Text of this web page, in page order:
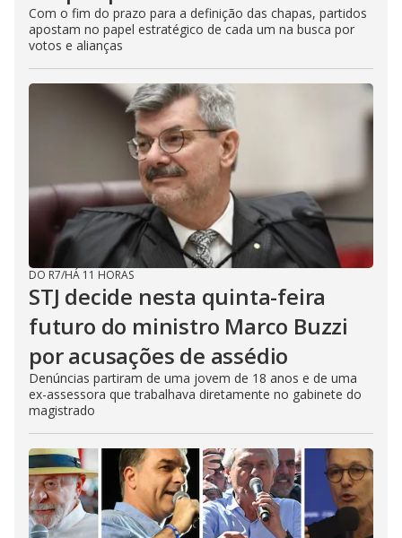
Com o fim do prazo para a definição das chapas, partidos
apostam no papel estratégico de cada um na busca por
votos e alianças
DO R7/HÁ 11 HORAS
STJ decide nesta quinta-feira
futuro do ministro Marco Buzzi
por acusações de assédio
Denúncias partiram de uma jovem de 18 anos e de uma
ex-assessora que trabalhava diretamente no gabinete do
magistrado